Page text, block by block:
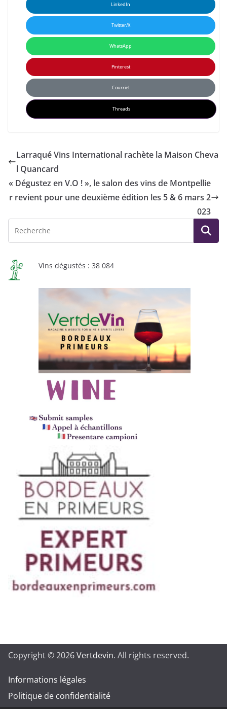
LinkedIn
Twitter/X
WhatsApp
Pinterest
Courriel
Threads
Larraqué Vins International rachète la Maison Cheva
l Quancard
« Dégustez en V.O ! », le salon des vins de Montpellie
r revient pour une deuxième édition les 5 & 6 mars 2
023
Vins dégustés : 38 084
Copyright © 2026Vertdevin. All rights reserved.
Informations légales
Politique de confidentialité